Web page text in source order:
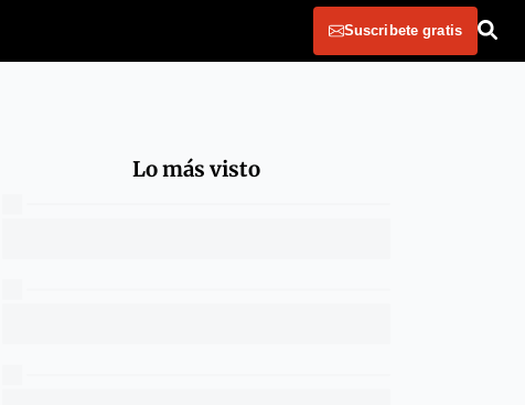
Suscribete gratis
Lo más visto